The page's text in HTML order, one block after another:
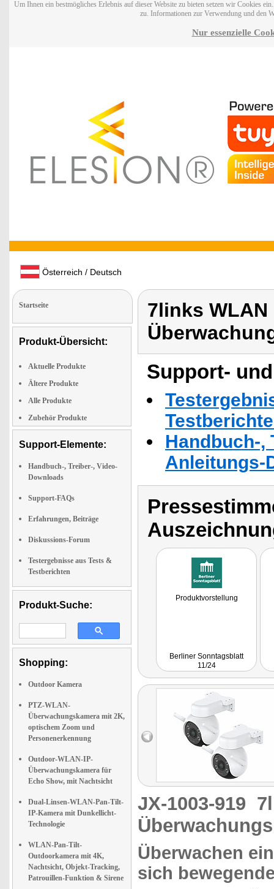
Um Ihnen ein bestmögliches Erlebnis auf dieser Website zu bieten setzen wir Cookies
zu. Informationen zur Verwendung und den
Nur essenzielle
Österreich / Deutsch
Startseite
Produkt-Übersicht:
Aktuelle Produkte
Ältere Produkte
Alle Produkte
Zubehör Produkte
Support-Elemente:
Handbuch-, Treiber-, Video-
Downloads
Support-FAQs
Erfahrungen, Beiträge
Diskussions-Forum
Testergebnisse aus Tests &
Testberichten
Produkt-Suche:
Shopping:
Outdoor Kamera
PTZ-WLAN-
Überwachungskamera mit 2K,
optischem Zoom und
Personenerkennung
Outdoor-WLAN-IP-
Überwachungskamera für
Echo Show, mit Nachtsicht
Dual-Linsen-WLAN-Pan-Tilt-
IP-Kamera mit Dunkellicht-
Technologie
WLAN-Pan-Tilt-
Outdoorkamera mit 4K,
Nachtsicht, Objekt-Tracking,
Patrouillen-Funktion & Sirene
7links
Support-
Handbuch-,
Anleitungs-
Produktvorstellung
Berliner Sonntagsblatt
11/24
JX-1003-919
Überwachen
sich